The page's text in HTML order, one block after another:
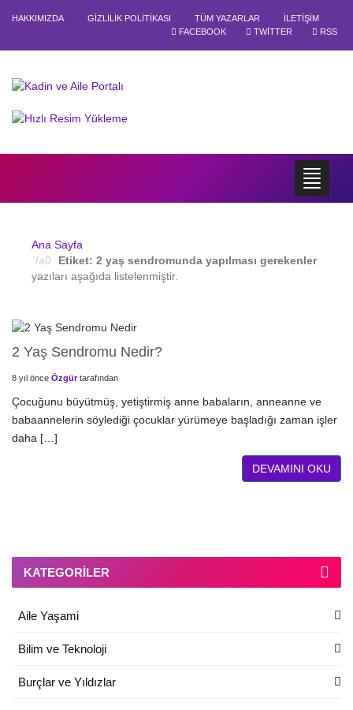
HAKKIMIZDA GIZLILIK POLITIKASI TÜM YAZARLAR
İLETIŞIM
FACEBOOK
TWITTER RSS
Ana Sayfa
Etiket: 2 yaş sendromunda yapılması gerekenler
yazıları aşağıda listelenmiştir.
2 Yaş Sendromu Nedir?
8 yıl önce Özgürtarafından
Çocuğunu büyütmüş, yetiştirmiş anne babaların, anneanne ve
babaannelerin söylediği çocuklar yürümeye başladığı zaman işler
daha […]
DEVAMINI OKU
KATEGORILER
Aile Yaşami
Bilim ve Teknoloji
Burçlar ve Yıldızlar